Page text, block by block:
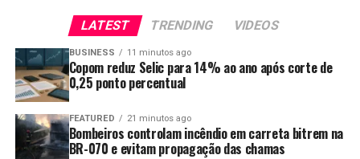
LATEST TRENDING VIDEOS
BUSINESS 11 minutos ago
Copom reduz Selic para 14% ao ano após corte de
0,25 ponto percentual
FEATURED 21 minutos ago
Bombeiros controlam incêndio em carreta bitrem na
BR-070 e evitam propagação das chamas